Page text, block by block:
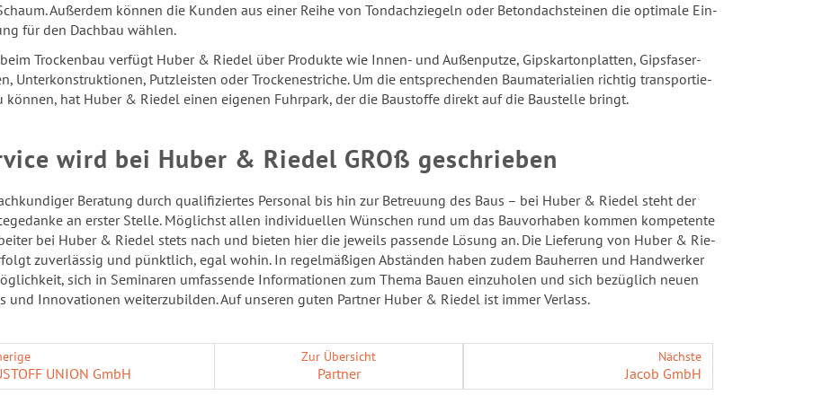
Au­ßer­dem kön­nen die Kun­den aus einer Reihe von Ton­dach­zie­geln oder Be­ton­dach­stei­nen die op­ti­ma­le Ein­
für den Dach­bau wäh­len.
Tro­cken­bau ver­fügt Huber & Rie­del über Pro­duk­te wie Innen-​ und Au­ßen­put­ze, Gips­kar­ton­plat­ten, Gips­fa­ser­
Un­ter­kon­struk­tio­nen, Putz­leis­ten oder Tro­cken­est­ri­che. Um die ent­spre­chen­den Bau­ma­te­ria­li­en rich­tig trans­por­tie­
kön­nen, hat Huber & Rie­del einen ei­ge­nen Fuhr­park, der die Bau­stof­fe di­rekt auf die Bau­stel­le bringt.
wird bei Huber & Rie­del GROß ge­schrie­ben
Be­ra­tung durch qua­li­fi­zier­tes Per­so­nal bis hin zur Be­treu­ung des Baus – bei Huber & Rie­del steht der
an ers­ter Stel­le. Mög­lichst allen in­di­vi­du­el­len Wün­schen rund um das Bau­vor­ha­ben kom­men kom­pe­ten­te
bei Huber & Rie­del stets nach und bie­ten hier die je­weils pas­sen­de Lö­sung an. Die Lie­fe­rung von Huber & Rie­
zu­ver­läs­sig und pünkt­lich, egal wohin. In re­gel­mä­ßi­gen Ab­stän­den haben zudem Bau­her­ren und Hand­wer­ker
sich in Se­mi­na­ren um­fas­sen­de In­for­ma­tio­nen zum Thema Bauen ein­zu­ho­len und sich be­züg­lich neuen
und In­no­va­tio­nen wei­ter­zu­bil­den. Auf un­se­ren guten Part­ner Huber & Rie­del ist immer Ver­lass.
UNION GmbH
Zur Übersicht
Part­ner
Nächste
Jacob GmbH